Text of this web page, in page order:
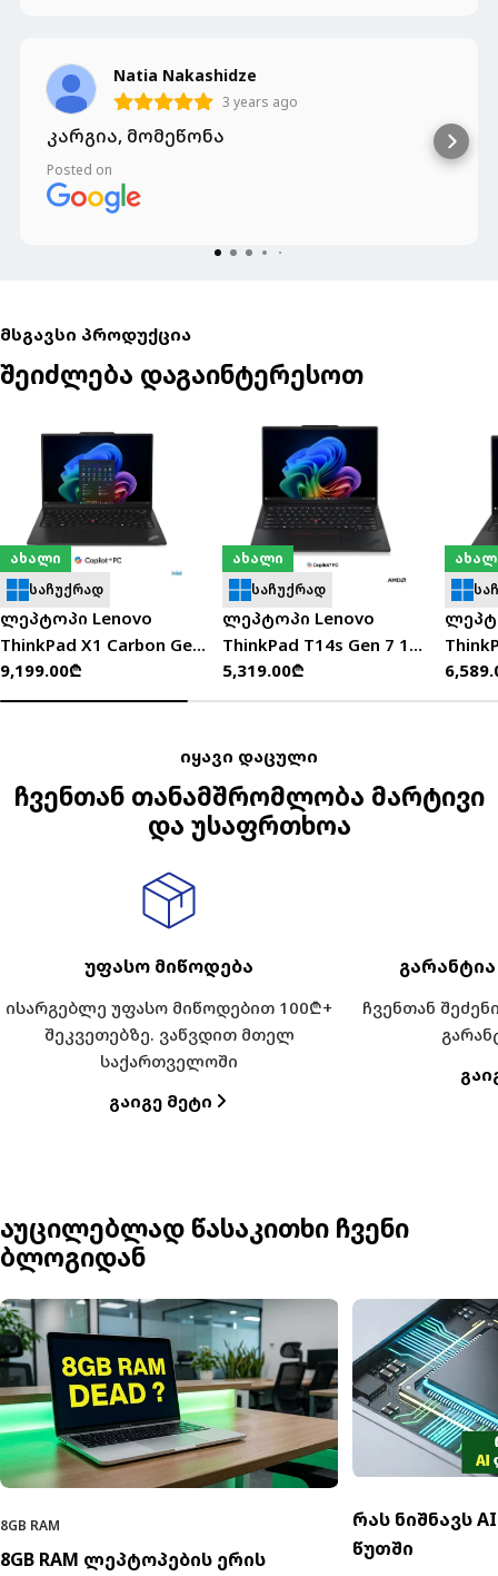
Natia Nakashidze
3 years ago
კარგია, მომეწონა
Posted on
მსგავსი პროდუქცია
შეიძლება დაგაინტერესოთ
ახალი
საჩუქრად
ლეპტოპი Lenovo
ThinkPad X1 Carbon Gen
14 14" WUXGA (Ultra 7
355/32GB/512GB
ჩვეულებრივი
9,199.00₾
ახალი
საჩუქრად
ლეპტოპი Lenovo
ThinkPad T14s Gen 7 14"
WUXGA (Ryzen AI 5
430/16GB/512GB SSD) -
ჩვეულებრივი
5,319.00₾
355/
იყავი დაცული
ჩვენთან თანამშრომლობა მარტივი
და უსაფრთხოა
უფასო მიწოდება
ისარგებლე უფასო მიწოდებით 100₾+
შეკვეთებზე. ვაწვდით მთელ
საქართველოში
Გაიგე Მეტი
ჩვენთან
აუცილებლად წასაკითხი ჩვენი
ბლოგიდან
8GB RAM
8GB RAM ლეპტოპების ერის
რას ნიშნავს
წუთში